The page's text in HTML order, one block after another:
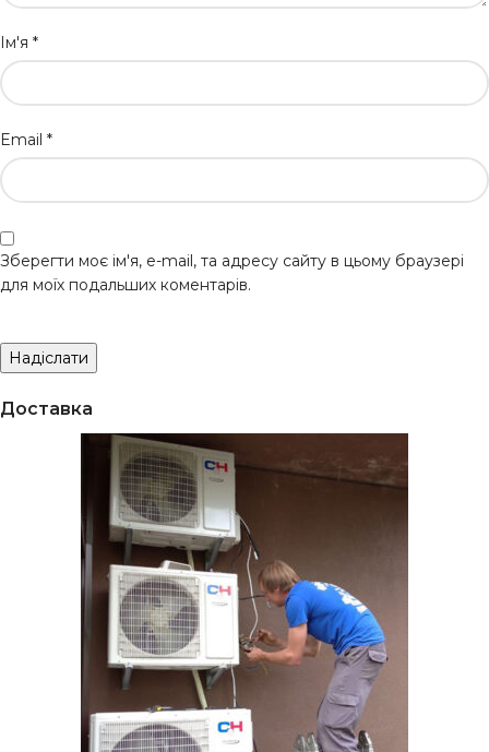
Ім'я *
Email *
Зберегти моє ім'я, e-mail, та адресу сайту в цьому браузері
для моїх подальших коментарів.
Доставка